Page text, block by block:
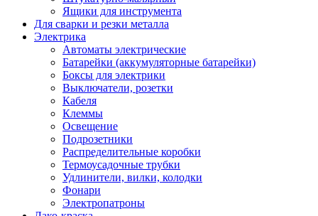
Ящики для инструмента
Для сварки и резки металла
Электрика
Автоматы электрические
Батарейки (аккумуляторные батарейки)
Боксы для электрики
Выключатели, розетки
Кабеля
Клеммы
Освещение
Подрозетники
Распределительные коробки
Термоусадочные трубки
Удлинители, вилки, колодки
Фонари
Электропатроны